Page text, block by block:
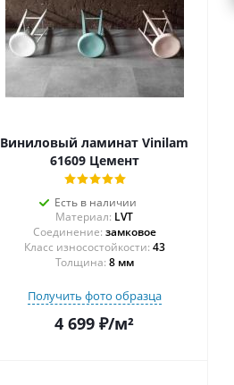
Виниловый ламинат Vinilam
61609 Цемент
Есть в наличии
Материал: LVT
Соединение: замковое
43
Толщина: 8 мм
Получить фото образца
4 699 ₽/м²